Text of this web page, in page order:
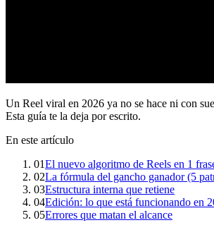
Un Reel viral en 2026 ya no se hace ni con
Esta guía te la deja por escrito.
En este artículo
01El nuevo algoritmo de Reels en 1
02La fórmula del gancho ganador (5
03Estructura interna que retiene
04Edición: lo que está funcionando en
05Errores que matan el alcance